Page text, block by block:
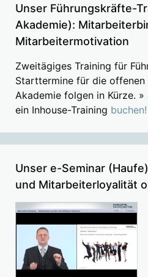
Unser Führungskräfte-
Akademie):
Mitarbeitermotivation
Zweitägiges Training für
Starttermine für die
Akademie folgen in Kürze. »
ein Inhouse-Training buchen!
Unser e-Seminar
und Mitarbeiterloyalität